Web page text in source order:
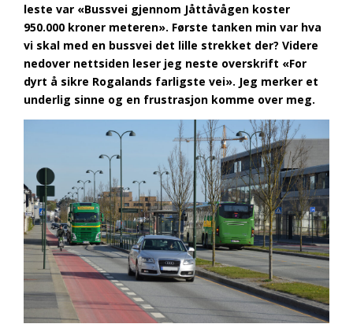
leste var «Bussvei gjennom Jåttåvågen koster
950.000 kroner meteren». Første tanken min var hva
vi skal med en bussvei det lille strekket der? Videre
nedover nettsiden leser jeg neste overskrift «For
dyrt å sikre Rogalands farligste vei». Jeg merker et
underlig sinne og en frustrasjon komme over meg.